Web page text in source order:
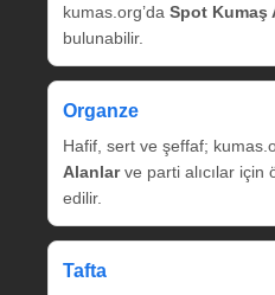
kumas.org’da Spot Kumaş
bulunabilir.
Organze
Hafif, sert ve şeffaf;
Alanlarve parti alıcılar için
edilir.
Tafta